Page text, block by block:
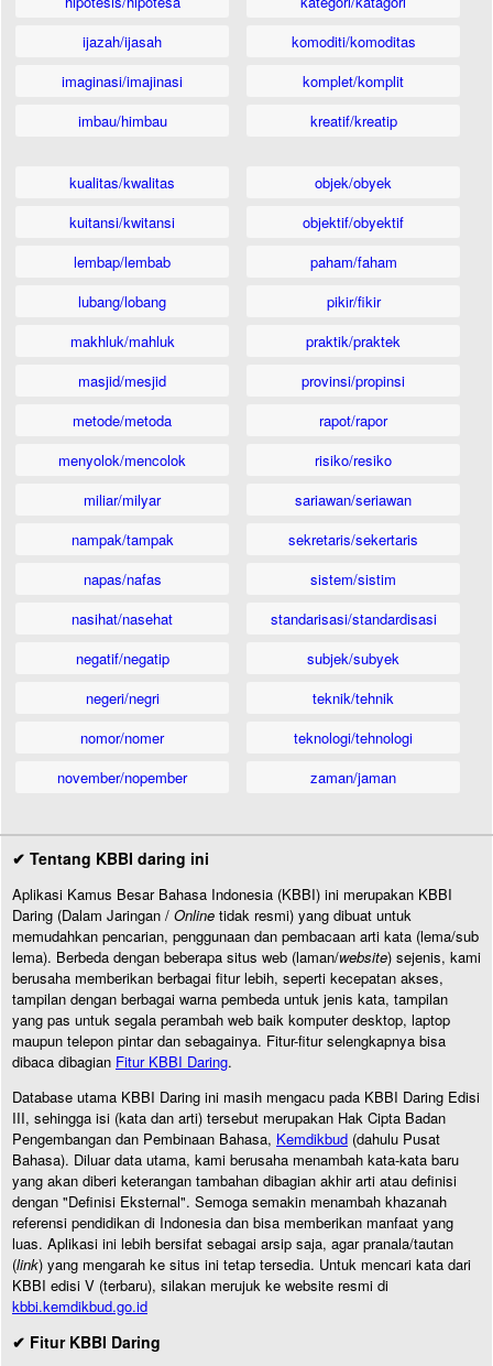
ijazah/ijasah
imaginasi/imajinasi
imbau/himbau
komoditi/komoditas
komplet/komplit
kreatif/kreatip
kualitas/kwalitas
kuitansi/kwitansi
lembap/lembab
lubang/lobang
makhluk/mahluk
masjid/mesjid
metode/metoda
menyolok/mencolok
miliar/milyar
nampak/tampak
napas/nafas
nasihat/nasehat
negatif/negatip
negeri/negri
nomor/nomer
november/nopember
objek/obyek
objektif/obyektif
paham/faham
pikir/fikir
praktik/praktek
provinsi/propinsi
rapot/rapor
risiko/resiko
sariawan/seriawan
sekretaris/sekertaris
sistem/sistim
standarisasi/standardisasi
subjek/subyek
teknik/tehnik
teknologi/tehnologi
zaman/jaman
✔ Tentang KBBI daring ini
Aplikasi Kamus Besar Bahasa Indonesia (KBBI) ini merupakan KBBI
Daring (Dalam Jaringan / Online tidak resmi) yang dibuat untuk
memudahkan pencarian, penggunaan dan pembacaan arti kata (lema/sub
lema). Berbeda dengan beberapa situs web (laman/website) sejenis, kami
berusaha memberikan berbagai fitur lebih, seperti kecepatan akses,
tampilan dengan berbagai warna pembeda untuk jenis kata, tampilan
yang pas untuk segala perambah web baik komputer desktop, laptop
maupun telepon pintar dan sebagainya. Fitur-fitur selengkapnya bisa
dibaca dibagian Fitur KBBI Daring.
Database utama KBBI Daring ini masih mengacu pada KBBI Daring Edisi
III, sehingga isi (kata dan arti) tersebut merupakan Hak Cipta Badan
Pengembangan dan Pembinaan Bahasa, Kemdikbud (dahulu Pusat
Bahasa). Diluar data utama, kami berusaha menambah kata-kata baru
yang akan diberi keterangan tambahan dibagian akhir arti atau definisi
dengan "Definisi Eksternal". Semoga semakin menambah khazanah
referensi pendidikan di Indonesia dan bisa memberikan manfaat yang
luas. Aplikasi ini lebih bersifat sebagai arsip saja, agar pranala/tautan
(link) yang mengarah ke situs ini tetap tersedia. Untuk mencari kata dari
KBBI edisi V (terbaru), silakan merujuk ke website resmi di
kbbi.kemdikbud.go.id
✔ Fitur KBBI Daring